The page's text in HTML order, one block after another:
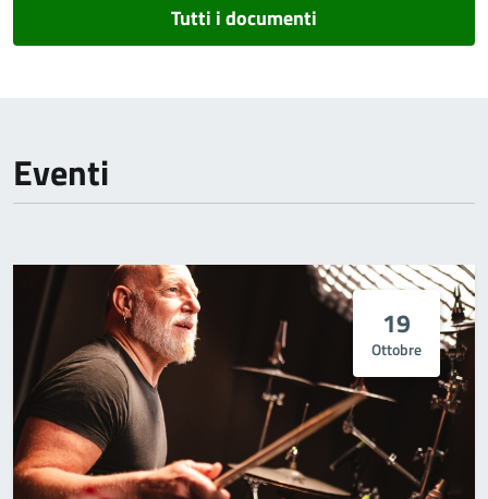
Tutti i documenti
Eventi
19
Ottobre